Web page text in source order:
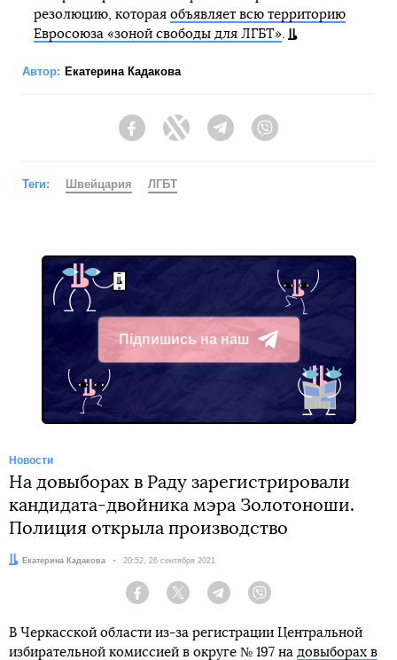
резолюцию, которая объявляет всю территорию
Евросоюза «зоной свободы для ЛГБТ».
Автор: Екатерина Кадакова
FacebookTwitter Telegram
Теги: Швейцария ЛГБТ
Підпишись на наш
Telegram
Новости
На довыборах в Раду зарегистрировали
кандидата-двойника мэра Золотоноши.
Полиция открыла производство
Автор:Екатерина Кадакова Дата:
20:52, 26 сентября 2021
Facebook Twitter Telegram
В Черкасской области из-за регистрации Центральной
избирательной комиссией в округе № 197 на довыборах в